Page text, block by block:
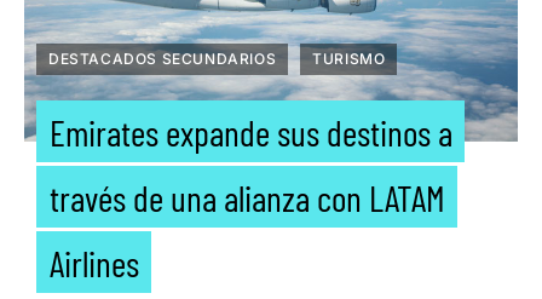
DESTACADOS SECUNDARIOS TURISMO
Emirates expande sus destinos a
través de una alianza con LATAM
Airlines